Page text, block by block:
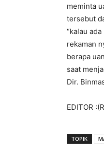
meminta
tersebut
“kalau
rekaman
berapa
saat
Dir.
EDITOR
TOPIK